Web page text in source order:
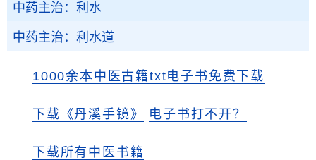
中药主治：利水
中药主治：利水道
1000余本中医古籍txt电子书免费下载
下载《丹溪手镜》 电子书打不开？
下载所有中医书籍